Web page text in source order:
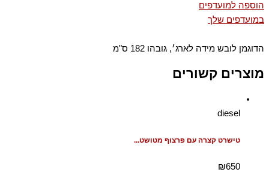
הוספה למועדפים
במועדפים שלך
הדוגמן לובש מידה לארג׳, גובהו 182 ס"מ
מוצרים קשורים
diesel
טישרט קצרה עם פרצוף מטושט...
₪650